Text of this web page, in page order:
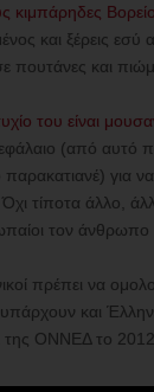
και ξέρεις
πουτάνες και
του είναι
(από αυτό
για
τίποτα άλλο,
τον
πρέπει να
και
της ΟΝΝΕΔ το